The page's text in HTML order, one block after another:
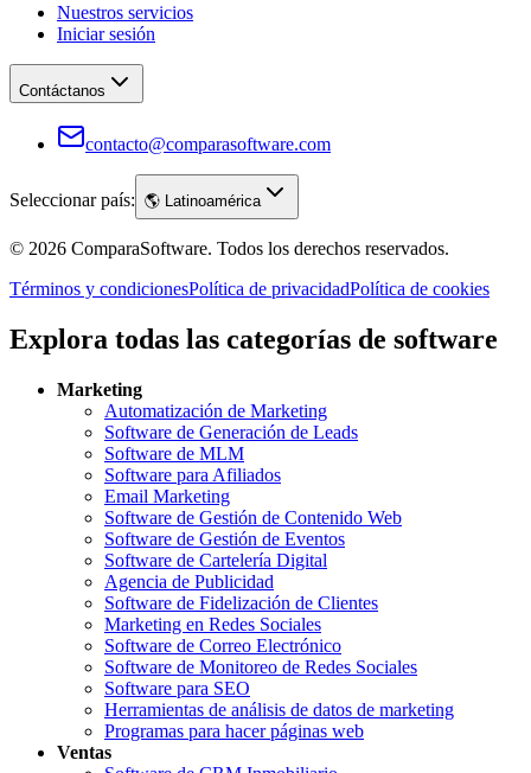
Nuestros servicios
Iniciar sesión
Contáctanos
contacto@comparasoftware.com
Seleccionar país: 🌎 Latinoamérica
© 2026 ComparaSoftware. Todos los derechos reservados.
Términos y condicionesPolítica de privacidadPolítica de cookies
Explora todas las categorías de software
Marketing
Automatización de Marketing
Software de Generación de Leads
Software de MLM
Software para Afiliados
Email Marketing
Software de Gestión de Contenido Web
Software de Gestión de Eventos
Software de Cartelería Digital
Agencia de Publicidad
Software de Fidelización de Clientes
Marketing en Redes Sociales
Software de Correo Electrónico
Software de Monitoreo de Redes Sociales
Software para SEO
Herramientas de análisis de datos de marketing
Programas para hacer páginas web
Ventas